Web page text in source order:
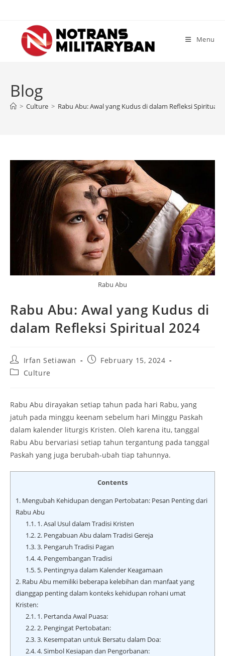
content
Menu
Blog
> Culture > Rabu Abu: Awal yang Kudus di dalam Refleksi Spiritual
Rabu Abu
Rabu Abu: Awal yang Kudus di
dalam Refleksi Spiritual 2024
Post
author:
Irfan Setiawan
PostFebruary 15, 2024
PostCulture
Rabu Abu dirayakan setiap tahun pada hari Rabu, yang
jatuh pada minggu keenam sebelum hari Minggu Paskah
dalam kalender liturgis Kristen. Oleh karena itu, tanggal
Rabu Abu bervariasi setiap tahun tergantung pada tanggal
Paskah yang juga berubah-ubah tiap tahunnya.
Contents
1. Mengubah Kehidupan dengan Pertobatan: Pesan Penting dari
Rabu Abu
1.1.1. Asal Usul dalam Tradisi Kristen
1.2.2. Pengabuan Abu dalam Tradisi Gereja
1.3.3. Pengaruh Tradisi Pagan
1.4.4. Pengembangan Tradisi
1.5.5. Pentingnya dalam Kalender Keagamaan
2. Rabu Abu memiliki beberapa kelebihan dan manfaat yang
dianggap penting dalam konteks kehidupan rohani umat
Kristen:
2.1.1. Pertanda Awal Puasa:
2.2.2. Pengingat Pertobatan:
2.3.3. Kesempatan untuk Bersatu dalam Doa:
2.4.4. Simbol Kesiapan dan Pengorbanan: